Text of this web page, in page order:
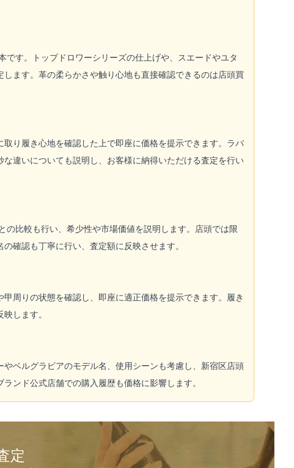
す。トップドロワーシリーズの仕上げや、スエードやユタ
ます。革の柔らかさや触り心地も直接確認できるのは店頭買
り履き心地を確認した上で即座に価格を提示できます。ラバ
違いについても説明し、お客様に納得いただける査定を行い
比較も行い、希少性や市場価値を説明します。店頭では限
確認も丁寧に行い、査定額に反映させます。
周りの状態を確認し、即座に適正価格を提示できます。履き
します。
ベルグラビアのモデル名、使用シーンも考慮し、新宿区店頭
ンド公式店舗での購入履歴も価格に影響します。
定